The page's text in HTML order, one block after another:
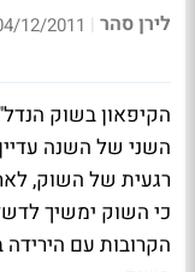
לירן סהר |
12/2011 11:16
הקיפאון בשוק
השני של השנה
רגעית של השוק,
כי השוק ימשיך
הקרובות עם הירידה